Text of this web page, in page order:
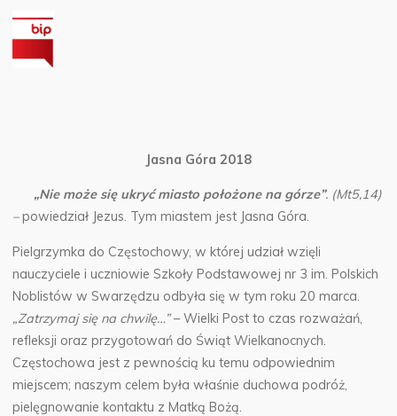
Jasna Góra 2018
„Nie może się ukryć miasto położone na górze”. (Mt5,14)
–powiedział Jezus. Tym miastem jest Jasna Góra.
Pielgrzymka do Częstochowy, w której udział wzięli
nauczyciele i uczniowie Szkoły Podstawowej nr 3 im. Polskich
Noblistów w Swarzędzu odbyła się w tym roku 20 marca.
„Zatrzymaj się na chwilę…”– Wielki Post to czas rozważań,
refleksji oraz przygotowań do Świąt Wielkanocnych.
Częstochowa jest z pewnością ku temu odpowiednim
miejscem; naszym celem była właśnie duchowa podróż,
pielęgnowanie kontaktu z Matką Bożą.